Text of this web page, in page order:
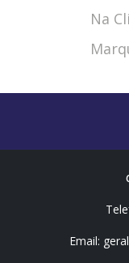
Na
Email: